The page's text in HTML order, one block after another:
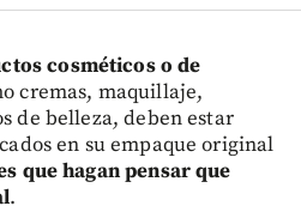
cosméticos o de
cremas, maquillaje,
de belleza, deben estar
en su empaque original
que hagan pensar que
.